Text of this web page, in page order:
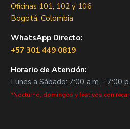
Oficinas 101, 102 y 106
Bogotá, Colombia
WhatsApp Directo:
+57 301 449 0819
Horario de Atención:
Lunes a Sábado: 7:00 a.m. - 7:00
*Nocturno, domingos y festivos con